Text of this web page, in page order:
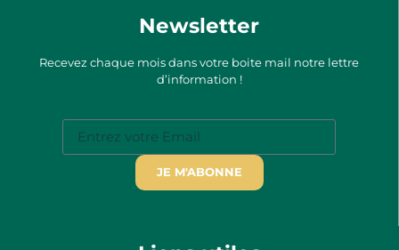
Newsletter
Recevez chaque mois dans votre boite mail notre lettre
d’information !
JE M'ABONNE